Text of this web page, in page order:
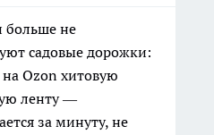
больше не
садовые дорожки:
Ozon хитовую
ленту —
за минуту, не